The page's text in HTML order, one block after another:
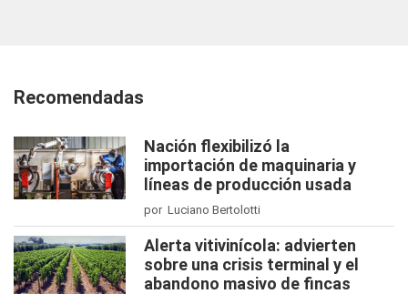
Recomendadas
Nación flexibilizó la
importación de maquinaria y
líneas de producción usada
por Luciano Bertolotti
Alerta vitivinícola: advierten
sobre una crisis terminal y el
abandono masivo de fincas